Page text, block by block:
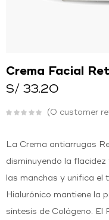
Crema Facial
S/ 33.20
0 customer
La Crema antiarrugas
disminuyendo la
las manchas y unifica el
Hialurónico mantiene la
síntesis de Colágeno. El